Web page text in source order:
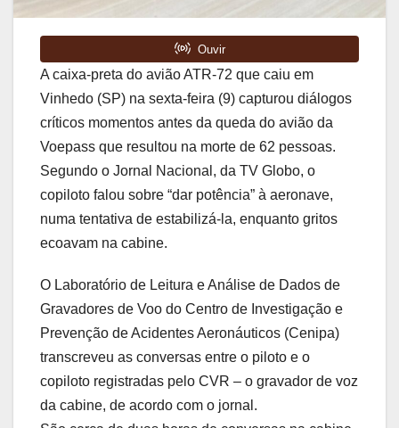
A caixa-preta do avião ATR-72 que caiu em
Vinhedo (SP) na sexta-feira (9) capturou diálogos
críticos momentos antes da queda do avião da
Voepass que resultou na morte de 62 pessoas.
Segundo o Jornal Nacional, da TV Globo, o
copiloto falou sobre “dar potência” à aeronave,
numa tentativa de estabilizá-la, enquanto gritos
ecoavam na cabine.
O Laboratório de Leitura e Análise de Dados de
Gravadores de Voo do Centro de Investigação e
Prevenção de Acidentes Aeronáuticos (Cenipa)
transcreveu as conversas entre o piloto e o
copiloto registradas pelo CVR – o gravador de voz
da cabine, de acordo com o jornal.